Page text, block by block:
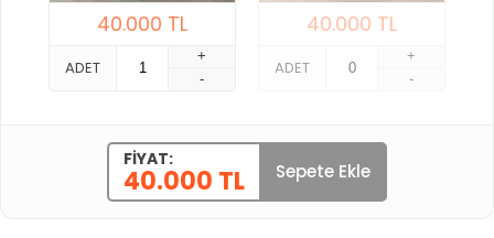
40.000 TL
ADET
+
-
40.000 TL
ADET
+
-
FIYAT:
40.000 TL Sepete Ekle